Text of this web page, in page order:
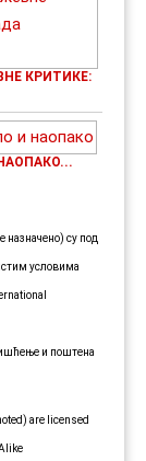
КРИТИКЕ:
назначено) су под
условима
и поштена
are licensed